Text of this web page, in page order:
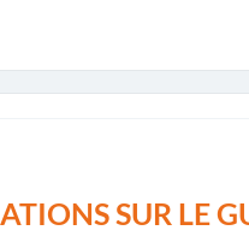
SUR LE